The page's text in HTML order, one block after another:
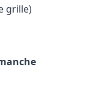
grille)